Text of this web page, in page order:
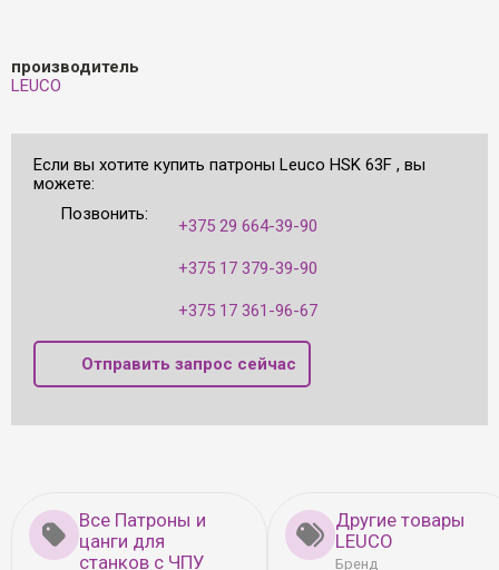
производитель
LEUCO
Если вы хотите купить патроны Leuco HSK 63F , вы
можете:
Позвонить:
+375 29 664-39-90
+375 17 379-39-90
+375 17 361-96-67
Отправить запрос сейчас
Все Патроны и
цанги для
станков с ЧПУ
Другие товары
LEUCO
Бренд